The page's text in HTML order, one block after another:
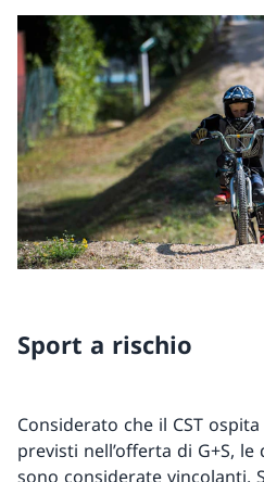
Sport a rischio
Considerato che il CST
previsti nell’offerta di G+S,
sono considerate vincolanti.